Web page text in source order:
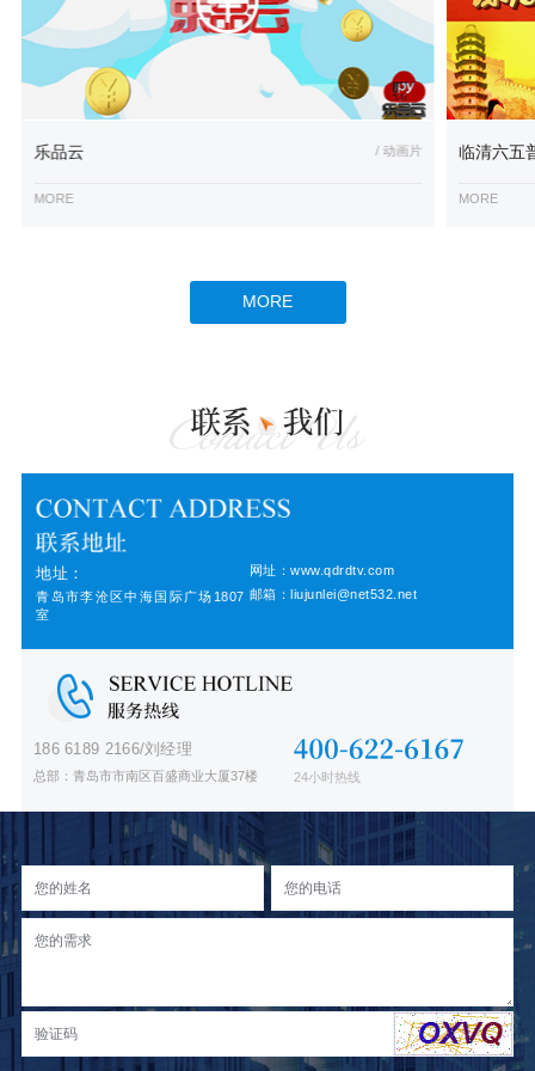
乐品云 / 动画片
MORE
临清六五
MORE
MORE
地址：
青岛市李沧区中海国际广场1807
室
网址：www.qdrdtv.com
邮箱：liujunlei@net532.net
186 6189 2166/刘经理
总部：青岛市市南区百盛商业大厦37楼 24小时热线